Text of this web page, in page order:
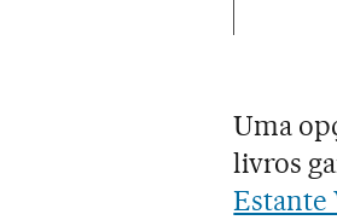
Uma
livros
Estante